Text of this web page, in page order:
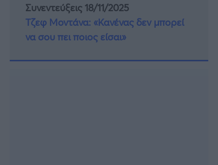
Συνεντεύξεις 18/11/2025
Τζεφ Μοντάνα: «Κανένας δεν μπορεί
να σου πει ποιος είσαι»